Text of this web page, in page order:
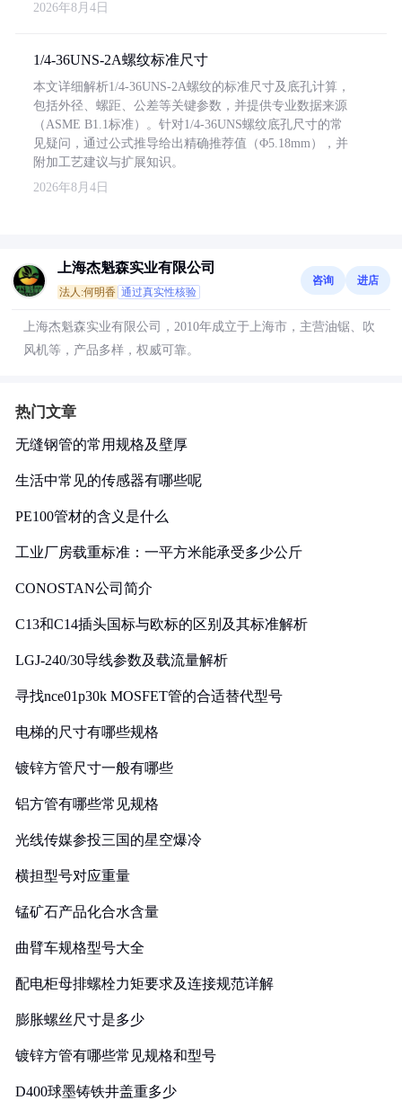
2026年8月4日
1/4-36UNS-2A螺纹标准尺寸
本文详细解析1/4-36UNS-2A螺纹的标准尺寸及底孔计算，
包括外径、螺距、公差等关键参数，并提供专业数据来源
（ASME B1.1标准）。针对1/4-36UNS螺纹底孔尺寸的常
见疑问，通过公式推导给出精确推荐值（Φ5.18mm），并
附加工艺建议与扩展知识。
2026年8月4日
上海杰魁森实业有限公司
法人:何明香 通过真实性核验
咨询 进店
上海杰魁森实业有限公司，2010年成立于上海市，主营油锯、吹
风机等，产品多样，权威可靠。
热门文章
无缝钢管的常用规格及壁厚
生活中常见的传感器有哪些呢
PE100管材的含义是什么
工业厂房载重标准：一平方米能承受多少公斤
CONOSTAN公司简介
C13和C14插头国标与欧标的区别及其标准解析
LGJ-240/30导线参数及载流量解析
寻找nce01p30k MOSFET管的合适替代型号
电梯的尺寸有哪些规格
镀锌方管尺寸一般有哪些
铝方管有哪些常见规格
光线传媒参投三国的星空爆冷
横担型号对应重量
锰矿石产品化合水含量
曲臂车规格型号大全
配电柜母排螺栓力矩要求及连接规范详解
膨胀螺丝尺寸是多少
镀锌方管有哪些常见规格和型号
D400球墨铸铁井盖重多少